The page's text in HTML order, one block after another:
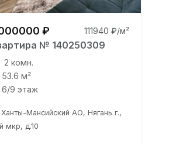
₽ 111940 ₽/м²
№ 140250309
2 комн.
53.6 м²
6/9 этаж
Ханты-Мансийский АО, Нягань г.,
мкр, д.10